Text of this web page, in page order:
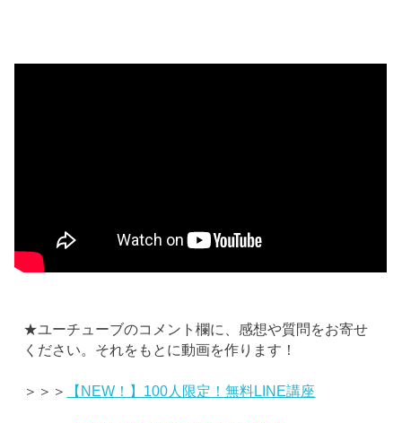
★ユーチューブのコメント欄に、感想や質問をお寄せ
ください。それをもとに動画を作ります！
＞＞＞ 【NEW！】100人限定！無料LINE講座